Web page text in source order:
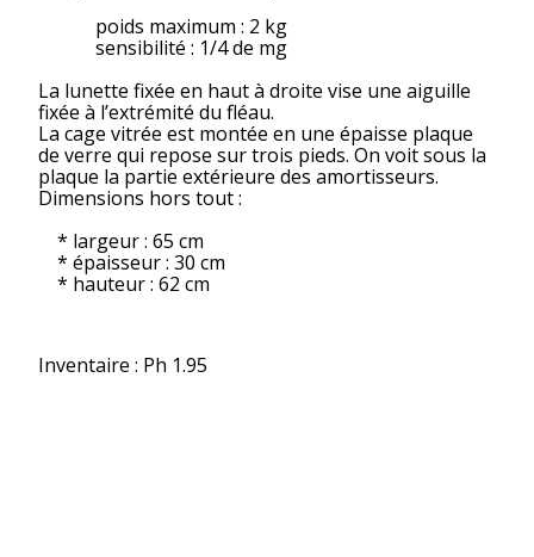
poids maximum : 2 kg
sensibilité : 1/4 de mg
La lunette fixée en haut à droite vise une aiguille
fixée à l’extrémité du fléau.
La cage vitrée est montée en une épaisse plaque
de verre qui repose sur trois pieds. On voit sous la
plaque la partie extérieure des amortisseurs.
Dimensions hors tout :
* largeur : 65 cm
* épaisseur : 30 cm
* hauteur : 62 cm
Inventaire : Ph 1.95